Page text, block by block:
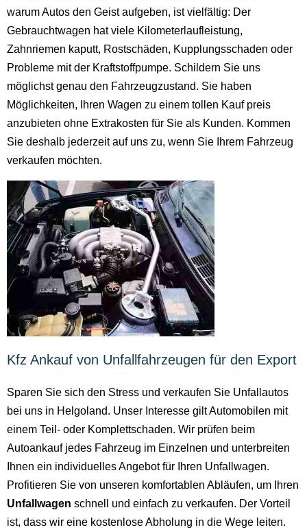
warum Autos den Geist aufgeben, ist vielfältig: Der
Gebrauchtwagen hat viele Kilometerlaufleistung,
Zahnriemen kaputt, Rostschäden, Kupplungsschaden oder
Probleme mit der Kraftstoffpumpe. Schildern Sie uns
möglichst genau den Fahrzeugzustand. Sie haben
Möglichkeiten, Ihren Wagen zu einem tollen Kauf preis
anzubieten ohne Extrakosten für Sie als Kunden. Kommen
Sie deshalb jederzeit auf uns zu, wenn Sie Ihrem Fahrzeug
verkaufen möchten.
Kfz Ankauf von Unfallfahrzeugen für den Export
Sparen Sie sich den Stress und verkaufen Sie Unfallautos
bei uns in Helgoland. Unser Interesse gilt Automobilen mit
einem Teil- oder Komplettschaden. Wir prüfen beim
Autoankauf jedes Fahrzeug im Einzelnen und unterbreiten
Ihnen ein individuelles Angebot für Ihren Unfallwagen.
Profitieren Sie von unseren komfortablen Abläufen, um Ihren
Unfallwagen schnell und einfach zu verkaufen. Der Vorteil
ist, dass wir eine kostenlose Abholung in die Wege leiten.